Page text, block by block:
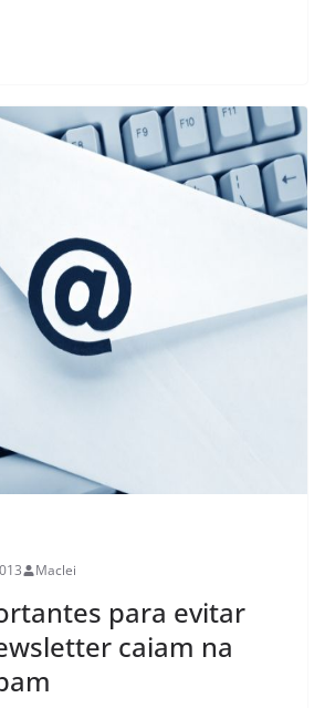
Maclei
para evitar
caiam na